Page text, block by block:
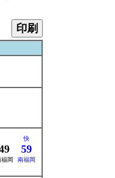
印刷
岡
快
59
南福岡